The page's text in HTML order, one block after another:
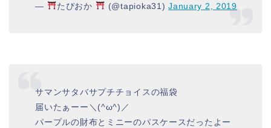
— たぴおか (@tapioka31)January 2, 2019
サマンサタバサプチチョイスの福袋
届いたぁーー＼(^ω^)／
パープルの財布とミニーのパスケースだったよー